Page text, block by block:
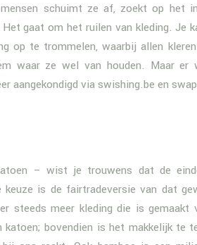
schuimt ze af, zoekt op het
gaat om het ruilen van kleding. Je
op te trommelen, waarbij allen
waar ze wel van houden. Maar er
aangekondigd via swishing.be en
– wist je trouwens dat de
is de fairtradeversie van dat
steeds meer kleding die is gemaakt
bovendien is het makkelijk te